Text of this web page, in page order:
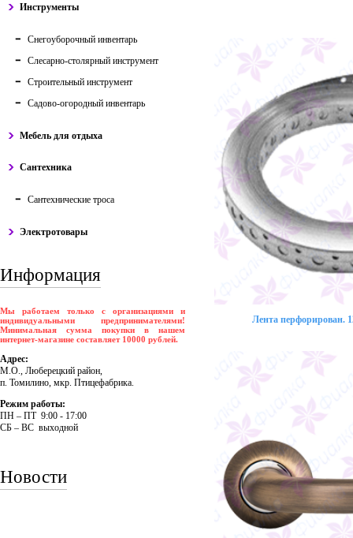
Инструменты
Снегоуборочный инвентарь
Слесарно-столярный инструмент
Строительный инструмент
Садово-огородный инвентарь
Мебель для отдыха
Сантехника
Сантехнические троса
Электротовары
Информация
Мы работаем только с организациями и
индивидуальными предпринимателями!
Минимальная сумма покупки в нашем
интернет-магазине составляет 10000 рублей.
Адрес:
М.О., Люберецкий район,
п. Томилино, мкр. Птицефабрика.
Режим работы:
ПH – ПT 9:00 - 17:00
CБ – BC выходной
Новости
Лента перфорирован.